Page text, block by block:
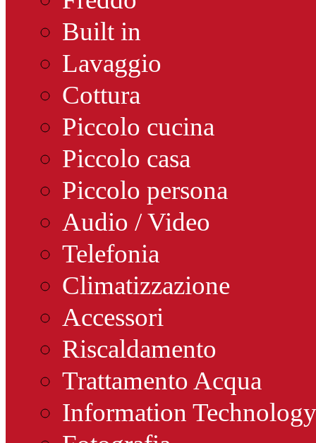
Built in
Lavaggio
Cottura
Piccolo cucina
Piccolo casa
Piccolo persona
Audio / Video
Telefonia
Climatizzazione
Accessori
Riscaldamento
Trattamento Acqua
Information Technology